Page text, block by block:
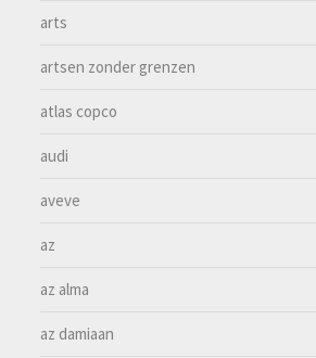
arts
artsen zonder grenzen
atlas copco
audi
aveve
az
az alma
az damiaan